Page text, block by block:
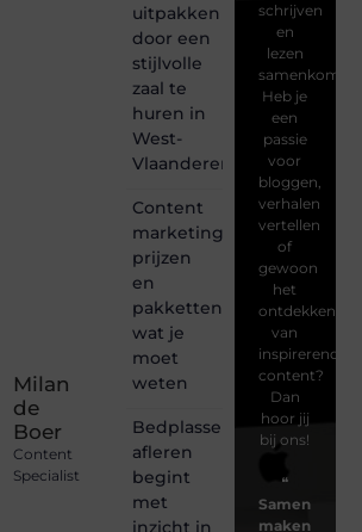
Milan
de
Boer
Content
Specialist
uitpakken
door een
stijlvolle
zaal te
huren in
West-
Vlaanderen
Content
marketing
prijzen
en
pakketten:
wat je
moet
weten
Bedplassen
afleren
begint
met
inzicht in
schrijven
en
lezen
samenkomen.
Heb je
een
passie
voor
bloggen,
verhalen
vertellen
of
gewoon
het
ontdekken
van
inspirerende
content?
Dan
hoor jij
bij ons!
❝
Samen
maken